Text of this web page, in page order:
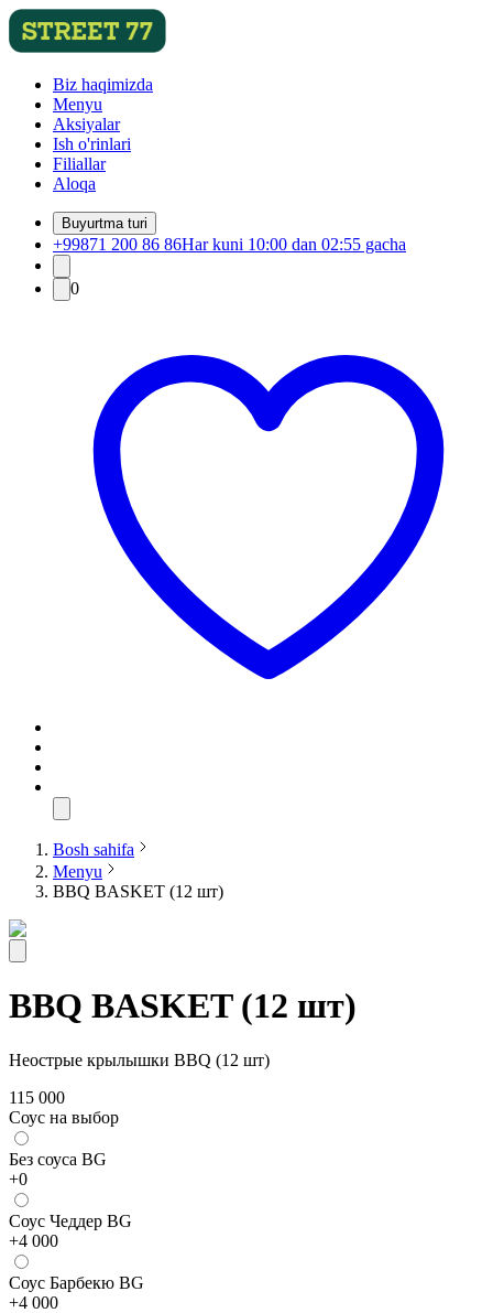
Biz haqimizda
Menyu
Aksiyalar
Ish o'rinlari
Filiallar
Aloqa
Buyurtma turi
+99871 200 86 86Har kuni 10:00 dan 02:55 gacha
0
Bosh sahifa
Menyu
BBQ BASKET (12 шт)
BBQ BASKET (12 шт)
Неострые крылышки BBQ (12 шт)
115 000
Соус на выбор
Бeз соуса BG
+0
Соус Чеддер BG
+4 000
Соус Барбекю BG
+4 000